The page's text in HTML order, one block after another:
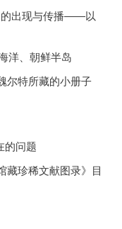
的出现与传播——以
洋、朝鲜半岛
尔特所藏的小册子
的问题
藏珍稀文献图录》目